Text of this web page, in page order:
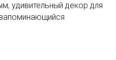
удивительный декор для